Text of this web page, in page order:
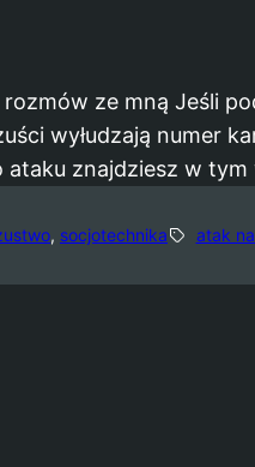
ze mną Jeśli
wyłudzają numer
ataku znajdziesz w
, socjotechnika atak